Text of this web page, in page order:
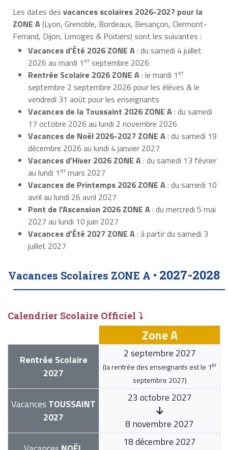
Les dates des vacances scolaires 2026-2027pour la
ZONE A(Lyon, Grenoble, Bordeaux, Besançon, Clermont-
Ferrand, Dijon, Limoges & Poitiers) sont les suivantes :
Vacances d’Été 2026 ZONE A: du samedi 4 juillet
2026 au mardi 1 er septembre 2026
Rentrée Scolaire 2026 ZONE A: le mardi 1 er
septembre 2 septembre 2026 pour les élèves & le
vendredi 31 août pour les enseignants
Vacances de la Toussaint 2026 ZONE A: du samedi
17 octobre 2026 au lundi 2 novembre 2026
Vacances de Noël 2026-2027 ZONE A: du samedi 19
décembre 2026 au lundi 4 janvier 2027
Vacances d’Hiver 2026 ZONE A: du samedi 13 février
au lundi 1 er mars 2027
Vacances de Printemps 2026 ZONE A: du samedi 10
avril au lundi 26 avril 2027
Pont de l’Ascension 2026 ZONE A: du mercredi 5 mai
2027 au lundi 10 juin 2027
Vacances d’Été 2027 ZONE A: à partir du samedi 3
juillet 2027
Vacances Scolaires ZONE A • 2027-2028
Calendrier Scolaire Officiel ⤵
Zone A
Rentrée Scolaire
2027
2 septembre 2027
(la rentrée des enseignants est le 1er
septembre 2027)
Vacances TOUSSAINT
2027
23 octobre 2027
8 novembre 2027
18 décembre 2027